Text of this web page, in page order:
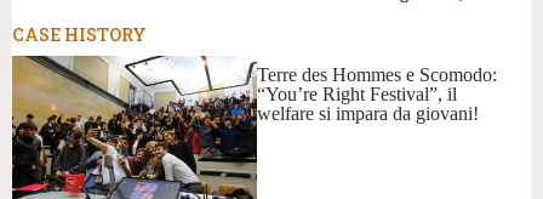
CASE HISTORY
Terre des Hommes e Scomodo:
“You’re Right Festival”, il
welfare si impara da giovani!